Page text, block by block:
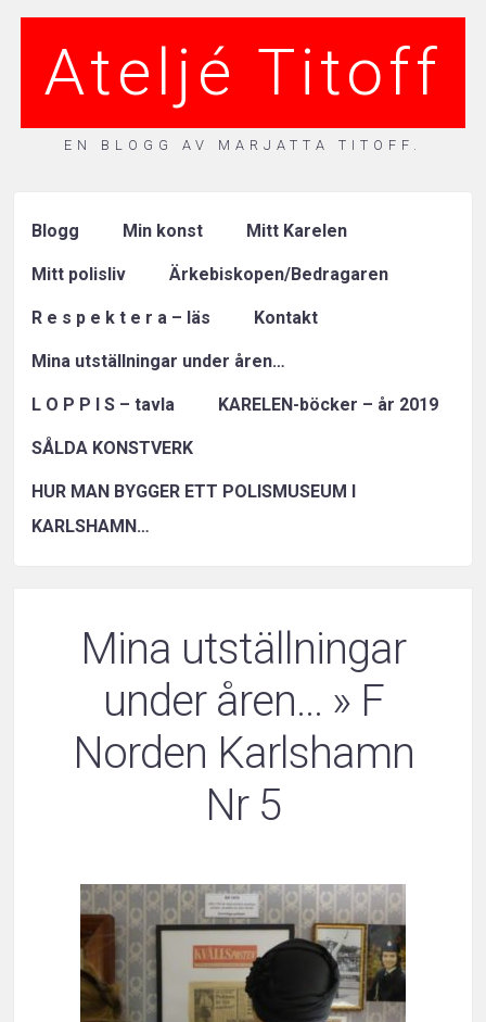
Ateljé Titoff
EN BLOGG AV MARJATTA TITOFF.
Blogg Min konst Mitt Karelen
Mitt polisliv Ärkebiskopen/Bedragaren
R e s p e k t e r a – läs Kontakt
Mina utställningar under åren…
L O P P I S – tavla KARELEN-böcker – år 2019
SÅLDA KONSTVERK
HUR MAN BYGGER ETT POLISMUSEUM I
KARLSHAMN…
Mina utställningar
under åren… » F
Norden Karlshamn
Nr 5